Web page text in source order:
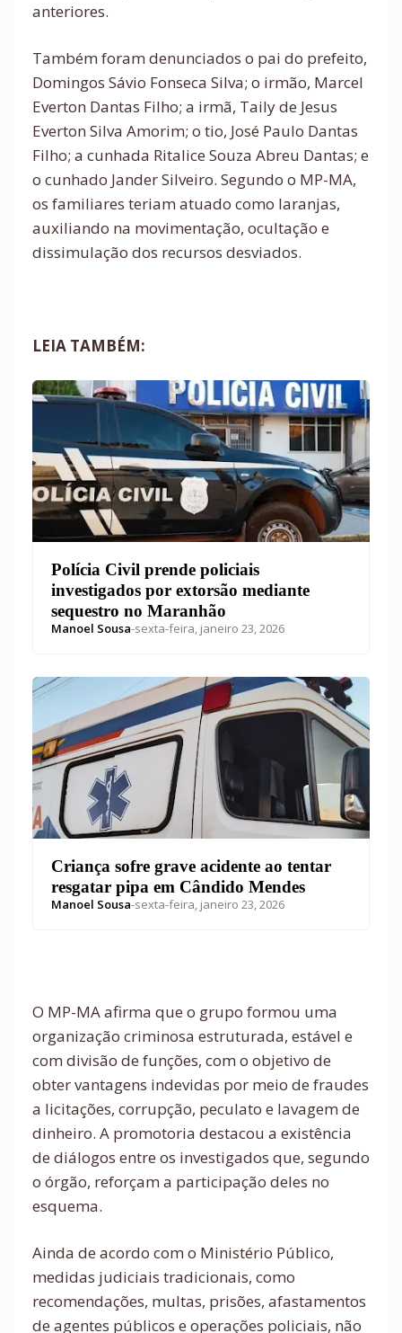
anteriores.
Também foram denunciados o pai do prefeito,
Domingos Sávio Fonseca Silva; o irmão, Marcel
Everton Dantas Filho; a irmã, Taily de Jesus
Everton Silva Amorim; o tio, José Paulo Dantas
Filho; a cunhada Ritalice Souza Abreu Dantas; e
o cunhado Jander Silveiro. Segundo o MP-MA,
os familiares teriam atuado como laranjas,
auxiliando na movimentação, ocultação e
dissimulação dos recursos desviados.
LEIA TAMBÉM:
Polícia Civil prende policiais
investigados por extorsão mediante
sequestro no Maranhão
Manoel Sousa-sexta-feira, janeiro 23, 2026
Criança sofre grave acidente ao tentar
resgatar pipa em Cândido Mendes
Manoel Sousa-sexta-feira, janeiro 23, 2026
O MP-MA afirma que o grupo formou uma
organização criminosa estruturada, estável e
com divisão de funções, com o objetivo de
obter vantagens indevidas por meio de fraudes
a licitações, corrupção, peculato e lavagem de
dinheiro. A promotoria destacou a existência
de diálogos entre os investigados que, segundo
o órgão, reforçam a participação deles no
esquema.
Ainda de acordo com o Ministério Público,
medidas judiciais tradicionais, como
recomendações, multas, prisões, afastamentos
de agentes públicos e operações policiais, não